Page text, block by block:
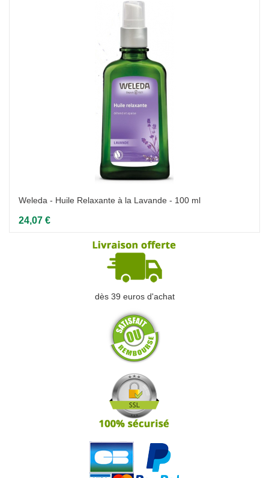
Weleda - Huile Relaxante à la Lavande - 100 ml
24,07 €
dès 39 euros d'achat